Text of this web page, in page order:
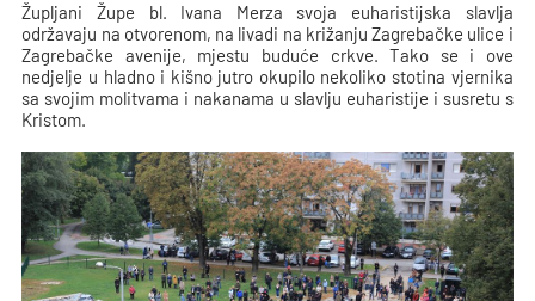
Župljani Župe bl. Ivana Merza svoja euharistijska slavlja
održavaju na otvorenom, na livadi na križanju Zagrebačke ulice i
Zagrebačke avenije, mjestu buduće crkve. Tako se i ove
nedjelje u hladno i kišno jutro okupilo nekoliko stotina vjernika
sa svojim molitvama i nakanama u slavlju euharistije i susretu s
Kristom.